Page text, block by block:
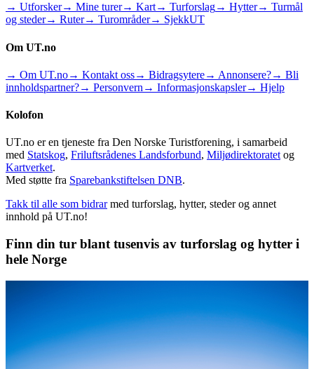
→ Utforsker→ Mine turer→ Kart→ Turforslag→ Hytter→ Turmål
og steder→ Ruter→ Turområder→ SjekkUT
Om UT.no
→ Om UT.no→ Kontakt oss→ Bidragsytere→ Annonsere?→ Bli
innholdspartner?→ Personvern → Informasjonskapsler→ Hjelp
Kolofon
UT.no er en tjeneste fra Den Norske Turistforening, i samarbeid
med Statskog, Friluftsrådenes Landsforbund, Miljødirektoratet og
Kartverket.
Med støtte fra Sparebankstiftelsen DNB.
Takk til alle som bidrar med turforslag, hytter, steder og annet
innhold på UT.no!
Finn din tur blant tusenvis av turforslag og hytter i
hele Norge